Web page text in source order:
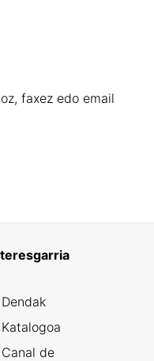
faxez edo email
Dendak
Katalogoa
Canal de